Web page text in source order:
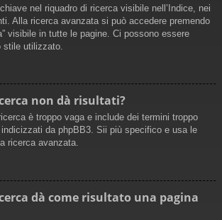
nel riquadro di ricerca visibile nell’Indice, nei
Alla ricerca avanzata si può accedere premendo
visibile in tutte le pagine. Ci possono essere
stile utilizzato.
non dà risultati?
è troppo vaga e include dei termini troppo
da phpBB3. Sii più specifico e usa le
ricerca avanzata.
dà come risultato una pagina